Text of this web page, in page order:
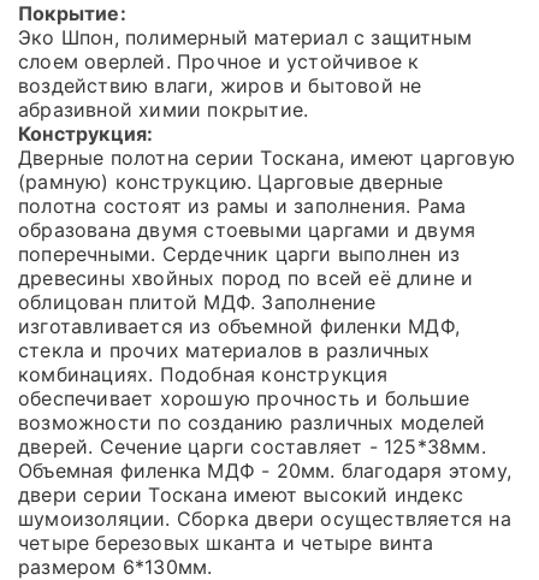
Покрытие:
Эко Шпон, полимерный материал с защитным
слоем оверлей. Прочное и устойчивое к
воздействию влаги, жиров и бытовой не
абразивной химии покрытие.
Конструкция:
Дверные полотна серии Тоскана, имеют царговую
(рамную) конструкцию. Царговые дверные
полотна состоят из рамы и заполнения. Рама
образована двумя стоевыми царгами и двумя
поперечными. Сердечник царги выполнен из
древесины хвойных пород по всей её длине и
облицован плитой МДФ. Заполнение
изготавливается из объемной филенки МДФ,
стекла и прочих материалов в различных
комбинациях. Подобная конструкция
обеспечивает хорошую прочность и большие
возможности по созданию различных моделей
дверей. Сечение царги составляет - 125*38мм.
Объемная филенка МДФ - 20мм. благодаря этому,
двери серии Тоскана имеют высокий индекс
шумоизоляции. Сборка двери осуществляется на
четыре березовых шканта и четыре винта
размером 6*130мм.